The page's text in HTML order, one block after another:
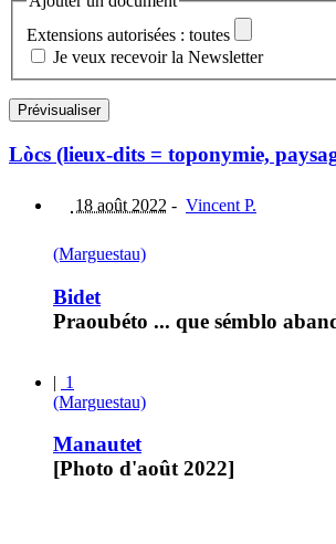
Extensions autorisées : toutes
Je veux recevoir la Newsletter
Lòcs (lieux-dits = toponymie,
18 août 2022 - Vincent P.
(Marguestau)
Bidet
Praoubéto ... que sémblo
| 1
(Marguestau)
Manautet
[Photo d'août 2022]